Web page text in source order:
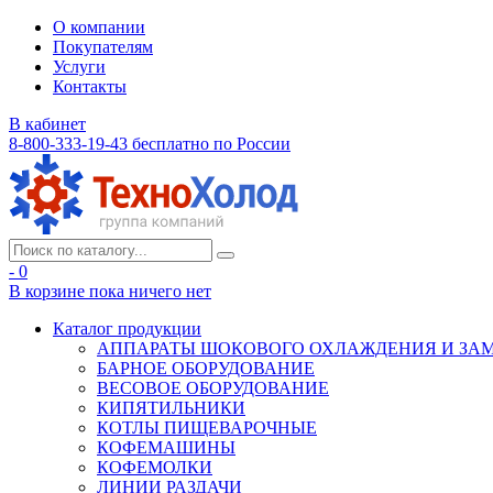
О компании
Покупателям
Услуги
Контакты
В кабинет
8-800-333-19-43 бесплатно по России
- 0
В корзине пока ничего нет
Каталог продукции
АППАРАТЫ ШОКОВОГО ОХЛАЖДЕНИЯ И
БАРНОЕ ОБОРУДОВАНИЕ
ВЕСОВОЕ ОБОРУДОВАНИЕ
КИПЯТИЛЬНИКИ
КОТЛЫ ПИЩЕВАРОЧНЫЕ
КОФЕМАШИНЫ
КОФЕМОЛКИ
ЛИНИИ РАЗДАЧИ